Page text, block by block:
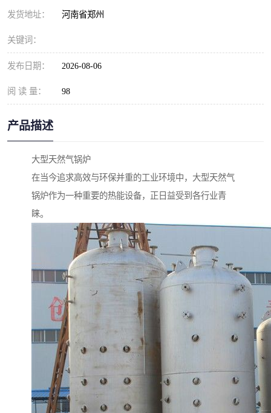
发货地址： 河南省郑州
关键词：
发布日期： 2026-08-06
阅 读 量： 98
产品描述
大型天然气锅炉
在当今追求高效与环保并重的工业环境中，大型天然气
锅炉作为一种重要的热能设备，正日益受到各行业青
睐。